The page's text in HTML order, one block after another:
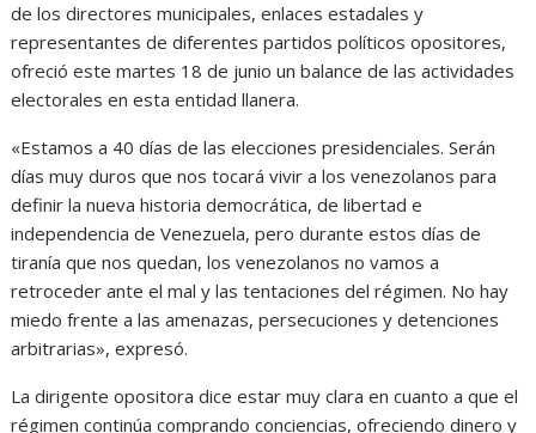
de los directores municipales, enlaces estadales y
representantes de diferentes partidos políticos opositores,
ofreció este martes 18 de junio un balance de las actividades
electorales en esta entidad llanera.
«Estamos a 40 días de las elecciones presidenciales. Serán
días muy duros que nos tocará vivir a los venezolanos para
definir la nueva historia democrática, de libertad e
independencia de Venezuela, pero durante estos días de
tiranía que nos quedan, los venezolanos no vamos a
retroceder ante el mal y las tentaciones del régimen. No hay
miedo frente a las amenazas, persecuciones y detenciones
arbitrarias», expresó.
La dirigente opositora dice estar muy clara en cuanto a que el
régimen continúa comprando conciencias, ofreciendo dinero y